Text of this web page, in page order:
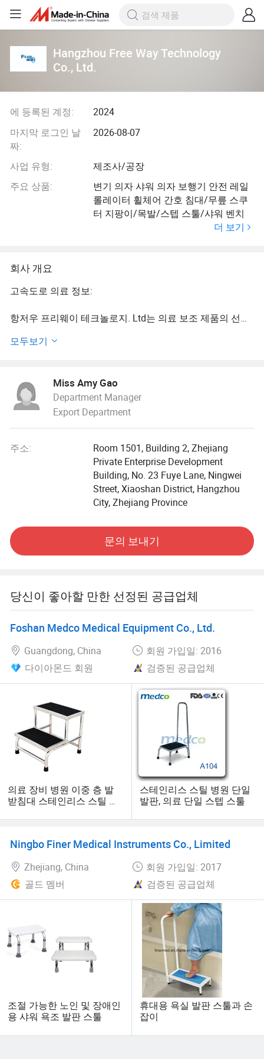
Hangzhou Free Way Technology
Co., Ltd.
에 등록된 계정:
2024
마지막 로그인 날
짜:
2026-08-07
사업 유형:
제조사/공장
주요 상품:
변기 의자 샤워 의자 보행기 안전 레일
롤레이터 휠체어 간호 침대/무릎 스쿠
터 지팡이/목발/스텝 스툴/샤워 벤치
더 보기
회사 개요
고속도로 의료 정보:
항저우 프리웨이 테크놀로지. Ltd는 의료 보조 제품의 선도
은 BSCI FDA ISO9001 ISO13485 ISO14001 및 기타 품질 시
제조 주소 : 제 18 진티안 도로, 왕십치안 마을, 샹주 마을, 용
강시, 저장성 중국
사무실 주소: 객실 1501번, 건물 2, 저장성 개인 기업 개발
Hangzhou City
품질, 서비스 및 혁신에 대한 우리의 헌신은 많은 수의 슈퍼
마켓과 아마존 판매자들이 사랑하며 인정하는 선도적인 제
조업체로서 우리의 위치를 확립하고 확보했습니다.
당사는 잘 알려진 여러 브랜드의 OEM 제조업체입니다. 또
한 10년 이상 제품을 공급해 온 많은 고객에게 서비스를 제
고객의 요구에 초점을 맞추고 개인화된 OEM/ODM/OBM
서비스를 제공합니다. 당사의 팀과 기술 지원 팀은 항상 고
인 조언과 지원을 제공할 준비가 되어 있습니다.
Hangzhou Free Way Technology Co., Ltd 엄격한 품질 보증
시스템, 풍부한 전문 경험, 숙련된 직원 서비스를 통해 고품
질의 제품과 우수한 서비스를 제공합니다. 우리 제품은 수
년 동안 전 세계 여러 지역과 국가에서 잘 팔수 있습니다. 우
리는 의료 업계에서 신뢰할 수 있는 파트너가 되고 글로벌
고객에게 고품질의 의료 제품 및 서비스를 제공하기 위해
노력하고 있습니다.
모두보기
Miss Amy Gao
Department Manager
Export Department
주소:
Room 1501, Building 2, Zhejiang
Private Enterprise Development
Building, No. 23 Fuye Lane, Ningwei
Street, Xiaoshan District, Hangzhou
City, Zhejiang Province
문의 보내기
당신이 좋아할 만한 선정된 공급업체
Foshan Medco Medical Equipment Co., Ltd.
Guangdong, China
회원 가입일: 2016
다이아몬드 회원
검증된 공급업체
의료 장비 병원 이중 층 발
받침대 스테인리스 스틸 미
스테인리스 스틸 병원 단일
발판, 의료 단일 스텝 스툴
Ningbo Finer Medical Instruments Co., Limited
Zhejiang, China
회원 가입일: 2017
골드 멤버
검증된 공급업체
조절 가능한 노인 및 장애인
용 샤워 욕조 발판 스툴
휴대용 욕실 발판 스툴과 손
잡이